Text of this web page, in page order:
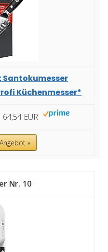
Santokumesser
Küchenmesser*
64,54 EUR
»
10